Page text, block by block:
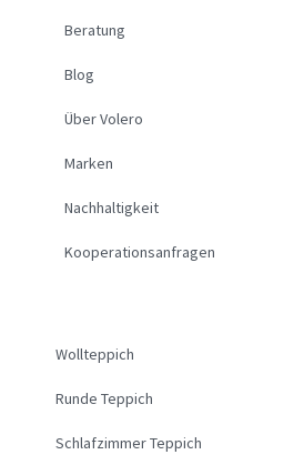
Beratung
Blog
Über Volero
Marken
Nachhaltigkeit
Kooperationsanfragen
Wollteppich
Runde Teppich
Schlafzimmer Teppich